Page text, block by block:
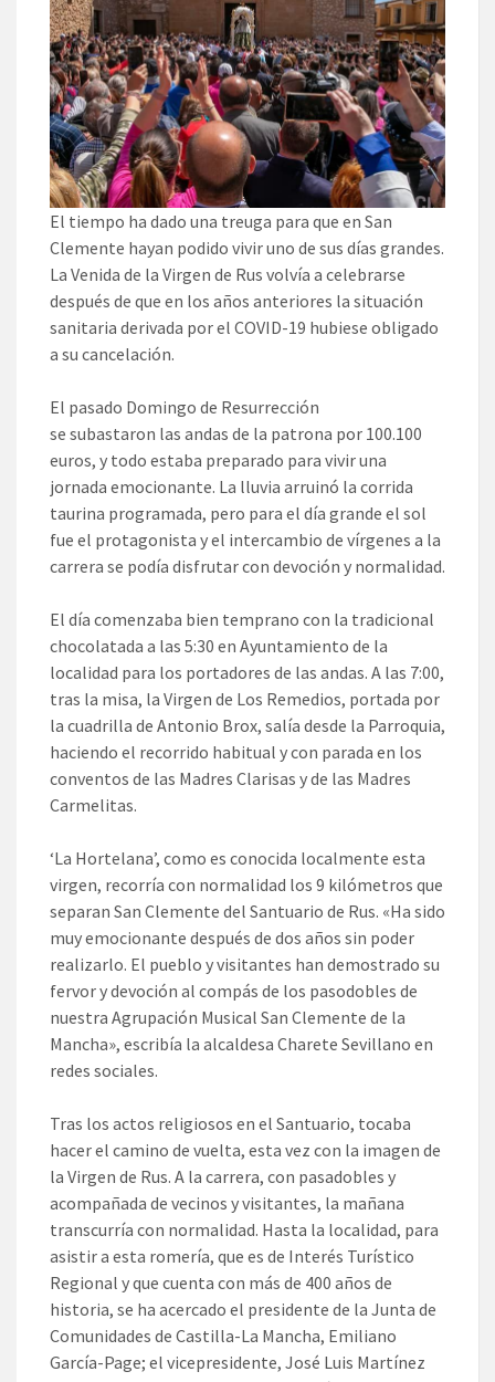
El tiempo ha dado una treuga para que en San
Clemente hayan podido vivir uno de sus días grandes.
La Venida de la Virgen de Rus volvía a celebrarse
después de que en los años anteriores la situación
sanitaria derivada por el COVID-19 hubiese obligado
a su cancelación.
El pasado Domingo de Resurrección
se subastaron las andas de la patrona por 100.100
euros, y todo estaba preparado para vivir una
jornada emocionante. La lluvia arruinó la corrida
taurina programada, pero para el día grande el sol
fue el protagonista y el intercambio de vírgenes a la
carrera se podía disfrutar con devoción y normalidad.
El día comenzaba bien temprano con la tradicional
chocolatada a las 5:30 en Ayuntamiento de la
localidad para los portadores de las andas. A las 7:00,
tras la misa, la Virgen de Los Remedios, portada por
la cuadrilla de Antonio Brox, salía desde la Parroquia,
haciendo el recorrido habitual y con parada en los
conventos de las Madres Clarisas y de las Madres
Carmelitas.
‘La Hortelana’, como es conocida localmente esta
virgen, recorría con normalidad los 9 kilómetros que
separan San Clemente del Santuario de Rus. «Ha sido
muy emocionante después de dos años sin poder
realizarlo. El pueblo y visitantes han demostrado su
fervor y devoción al compás de los pasodobles de
nuestra Agrupación Musical San Clemente de la
Mancha», escribía la alcaldesa Charete Sevillano en
redes sociales.
Tras los actos religiosos en el Santuario, tocaba
hacer el camino de vuelta, esta vez con la imagen de
la Virgen de Rus. A la carrera, con pasadobles y
acompañada de vecinos y visitantes, la mañana
transcurría con normalidad. Hasta la localidad, para
asistir a esta romería, que es de Interés Turístico
Regional y que cuenta con más de 400 años de
historia, se ha acercado el presidente de la Junta de
Comunidades de Castilla-La Mancha, Emiliano
García-Page; el vicepresidente, José Luis Martínez